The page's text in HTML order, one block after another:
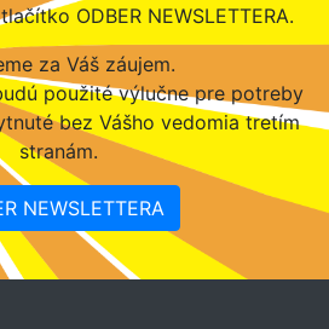
ODBER NEWSLETTERA.
za Váš záujem.
použité výlučne pre potreby
bez Vášho vedomia tretím
stranám.
NEWSLETTERA